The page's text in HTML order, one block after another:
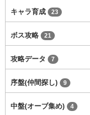
キャラ育成 23
ボス攻略 21
攻略データ 7
序盤(仲間探し) 9
中盤(オーブ集め) 4